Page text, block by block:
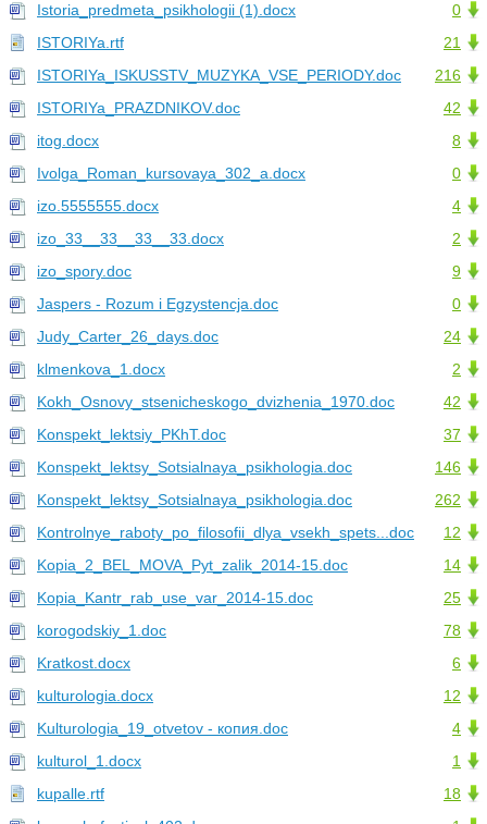
0
Istoria_predmeta_psikhologii (1).docx
21
ISTORIYa.rtf
216
ISTORIYa_ISKUSSTV_MUZYKA_VSE_PERIODY.doc
42
ISTORIYa_PRAZDNIKOV.doc
8
itog.docx
0
Ivolga_Roman_kursovaya_302_a.docx
4
izo.5555555.docx
2
izo_33__33__33__33.docx
9
izo_spory.doc
0
Jaspers - Rozum i Egzystencja.doc
24
Judy_Carter_26_days.doc
2
klmenkova_1.docx
42
Kokh_Osnovy_stsenicheskogo_dvizhenia_1970.doc
37
Konspekt_lektsiy_PKhT.doc
146
Konspekt_lektsy_Sotsialnaya_psikhologia.doc
262
Konspekt_lektsy_Sotsialnaya_psikhologia.doc
12
Kontrolnye_raboty_po_filosofii_dlya_vsekh_spets...doc
14
Kopia_2_BEL_MOVA_Pyt_zalik_2014-15.doc
25
Kopia_Kantr_rab_use_var_2014-15.doc
78
korogodskiy_1.doc
6
Kratkost.docx
12
kulturologia.docx
4
Kulturologia_19_otvetov - копия.doc
1
kulturol_1.docx
18
kupalle.rtf